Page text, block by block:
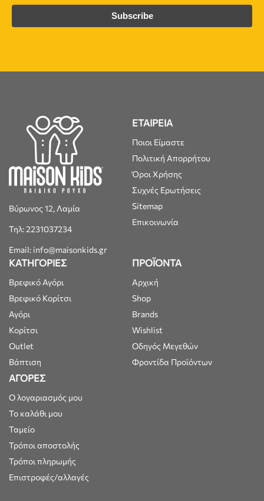
Βύρωνος 12, Λαμία
Τηλ: 2231037234
Email: info@maisonkids.gr
ΕΤΑΙΡΕΙΑ
Ποιοι Είμαστε
Πολιτική Απορρήτου
Όροι Χρήσης
Συχνές Ερωτήσεις
Sitemap
Επικοινωνία
ΚΑΤΗΓΟΡΙΕΣ
Βρεφικό Αγόρι
Βρεφικό Κορίτσι
Αγόρι
Κορίτσι
Outlet
Βάπτιση
ΠΡΟΪΟΝΤΑ
Αρχική
Shop
Brands
Wishlist
Οδηγός Μεγεθών
Φροντίδα Προϊόντων
ΑΓΟΡΕΣ
Ο λογαριασμός μου
Το καλάθι μου
Ταμείο
Τρόποι αποστολής
Τρόποι πληρωμής
Επιστροφές/αλλαγές